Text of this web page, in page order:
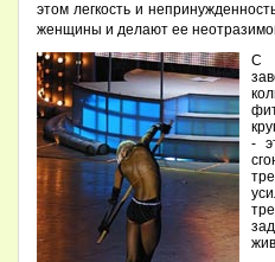
этом легкость и
женщины и делают ее
С
-